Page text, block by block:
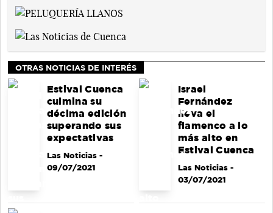
OTRAS NOTICIAS DE INTERÉS
Estival Cuenca
culmina su
décima edición
superando sus
expectativas
Las Noticias-
09/07/2021
Israel
Fernández
lleva el
flamenco a lo
más alto en
Estival Cuenca
Las Noticias-
03/07/2021